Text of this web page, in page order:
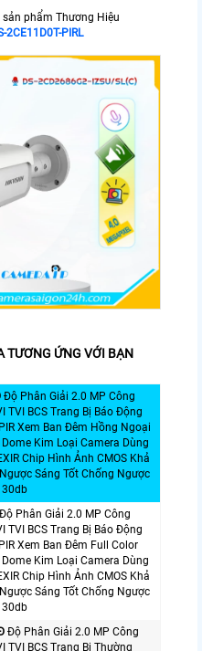
phẩm Thương Hiệu
2CE11D0T-PIRL
TƯƠNG ỨNG VỚI BẠN
Độ Phân Giải 2.0 MP Công
TVI BCS Trang Bị Báo Động
Xem Ban Đêm Hồng Ngoại
Kim Loại Camera Dùng
Chip Hình Ảnh CMOS Khả
Sáng Tốt Chống Ngược
Độ Phân Giải 2.0 MP Công
TVI BCS Trang Bị Báo Động
Xem Ban Đêm Full Color
Kim Loại Camera Dùng
Chip Hình Ảnh CMOS Khả
Sáng Tốt Chống Ngược
Độ Phân Giải 2.0 MP Công
TVI BCS Trang Bị Thường